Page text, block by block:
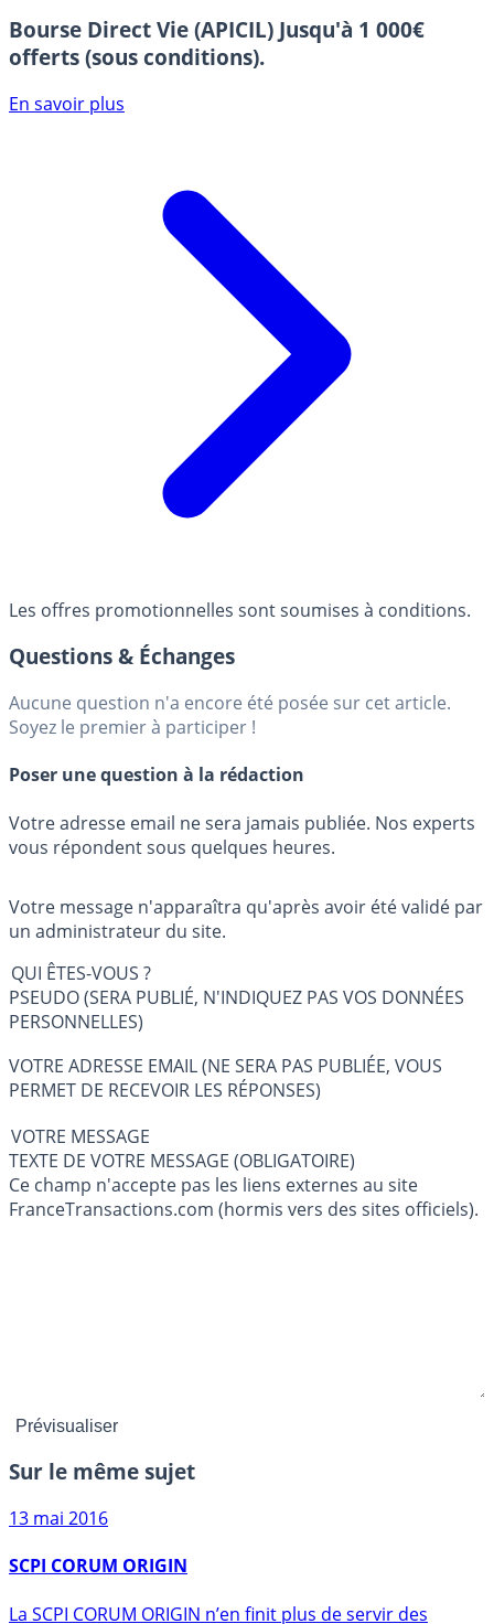
Bourse Direct Vie (APICIL) Jusqu'à 1 000€
offerts (sous conditions).
En savoir plus
Les offres promotionnelles sont soumises à conditions.
Questions & Échanges
Aucune question n'a encore été posée sur cet article.
Soyez le premier à participer !
Poser une question à la rédaction
Votre adresse email ne sera jamais publiée. Nos experts
vous répondent sous quelques heures.
Votre message n'apparaîtra qu'après avoir été validé par
un administrateur du site.
QUI ÊTES-VOUS ?
PSEUDO (SERA PUBLIÉ, N'INDIQUEZ PAS VOS DONNÉES
PERSONNELLES)
VOTRE ADRESSE EMAIL (NE SERA PAS PUBLIÉE, VOUS
PERMET DE RECEVOIR LES RÉPONSES)
VOTRE MESSAGE
TEXTE DE VOTRE MESSAGE (OBLIGATOIRE)
Ce champ n'accepte pas les liens externes au site
FranceTransactions.com (hormis vers des sites officiels).
Sur le même sujet